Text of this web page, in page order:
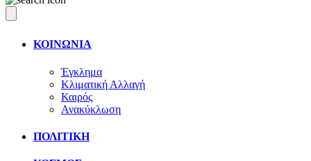
ΚΟΙΝΩΝΙΑ
Έγκλημα
Κλιματική Αλλαγή
Καιρός
Ανακύκλωση
ΠΟΛΙΤΙΚΗ